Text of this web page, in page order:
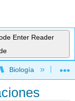
Enter Reader
global
Biología